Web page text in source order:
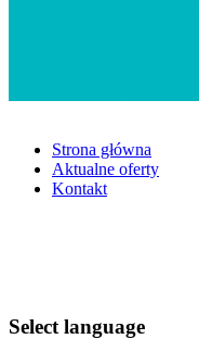
Strona główna
Aktualne oferty
Kontakt
Select language